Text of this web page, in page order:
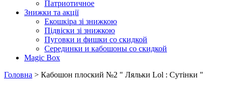
Патриотичное
Знижки та акції
Екошкіра зі знижкою
Підвіски зі знижкою
Пуговки и фишки со скидкой
Серединки и кабошоны со скидкой
Magic Box
Головна > Кабошон плоский №2 " Ляльки Lol : Сутінки "